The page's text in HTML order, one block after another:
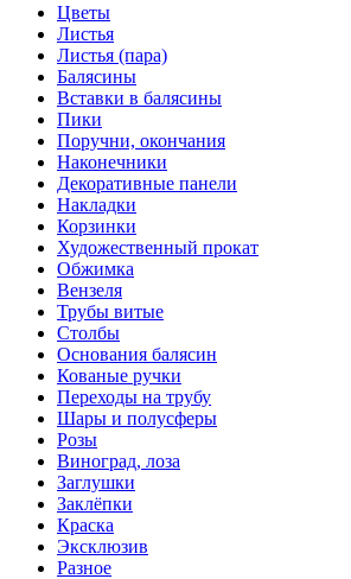
Цветы
Листья
Листья (пара)
Балясины
Вставки в балясины
Пики
Поручни, окончания
Наконечники
Декоративные панели
Накладки
Корзинки
Художественный прокат
Обжимка
Вензеля
Трубы витые
Столбы
Основания балясин
Кованые ручки
Переходы на трубу
Шары и полусферы
Розы
Виноград, лоза
Заглушки
Заклёпки
Краска
Эксклюзив
Разное